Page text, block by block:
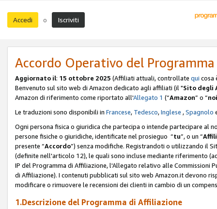
Accedi o Iscriviti
Accordo Operativo del
Aggiornato il: 15 ottobre 2025 (Affiliati attuali, controllate qui cosa
Benvenuto sul sito web di Amazon dedicato agli affiliati (il "Sito degli
Amazon di riferimento come riportato all'Allegato 1 (“Amazon” o “noi
Le traduzioni sono disponibili in Francese, Tedesco,Inglese ,Spagnolo
Ogni persona fisica o giuridica che partecipa o intende partecipare al
persone fisiche o giuridiche, identificate nel prosieguo “tu”, o un “
presente “Accordo”) senza modifiche. Registrandoti o utilizzando il
(definite nell'articolo 12), le quali sono incluse mediante riferimento
IP del Programma di Affiliazione, l'Allegato relativo alle Commissioni
di Affiliazione). I contenuti pubblicati sul sito web Amazon.it devono
modificare o rimuovere le recensioni dei clienti in cambio di un
1.Descrizione del Programma di Affiliazione